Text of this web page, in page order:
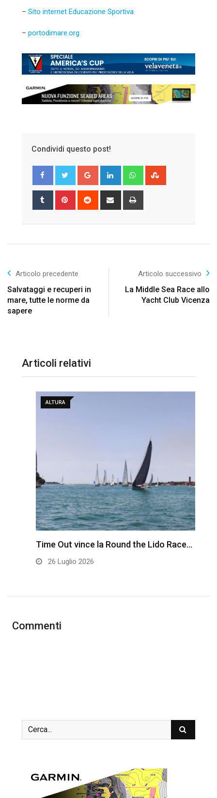
– Sito internet Educazione Sportiva
– portodimare.org
Condividi questo post!
Google+ LinkedIn Whatsapp
Tumblr Pinterest Reddit
Share
Articolo precedente
Salvataggi e recuperi in
mare, tutte le norme da
sapere
Articolo successivo
La Middle Sea Race allo
Yacht Club Vicenza
Articoli relativi
ALTURA
Time Out vince la Round the Lido Race…
26 Luglio 2026
Commenti